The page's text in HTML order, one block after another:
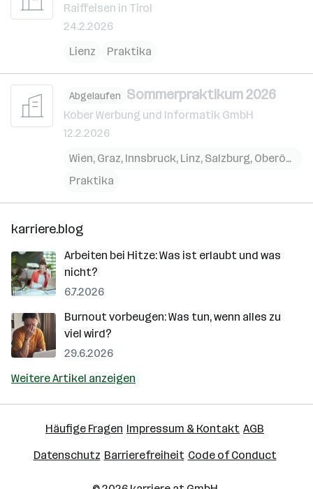
Raiffeisen in Tirol
24.2.2026
Lienz
Praktika
Abgelaufen Sommerpraktikum 2026
Kober Werbung und Informatik GmbH
12.2.2026
Wien, Graz, Innsbruck, Linz, Salzburg, Oberösterreich
Praktika
karriere.blog
Arbeiten bei Hitze: Was ist erlaubt und was
nicht?
6.7.2026
Burnout vorbeugen: Was tun, wenn alles zu
viel wird?
29.6.2026
Weitere Artikel anzeigen
Häufige Fragen Impressum & Kontakt AGB
Datenschutz Barrierefreiheit Code of Conduct